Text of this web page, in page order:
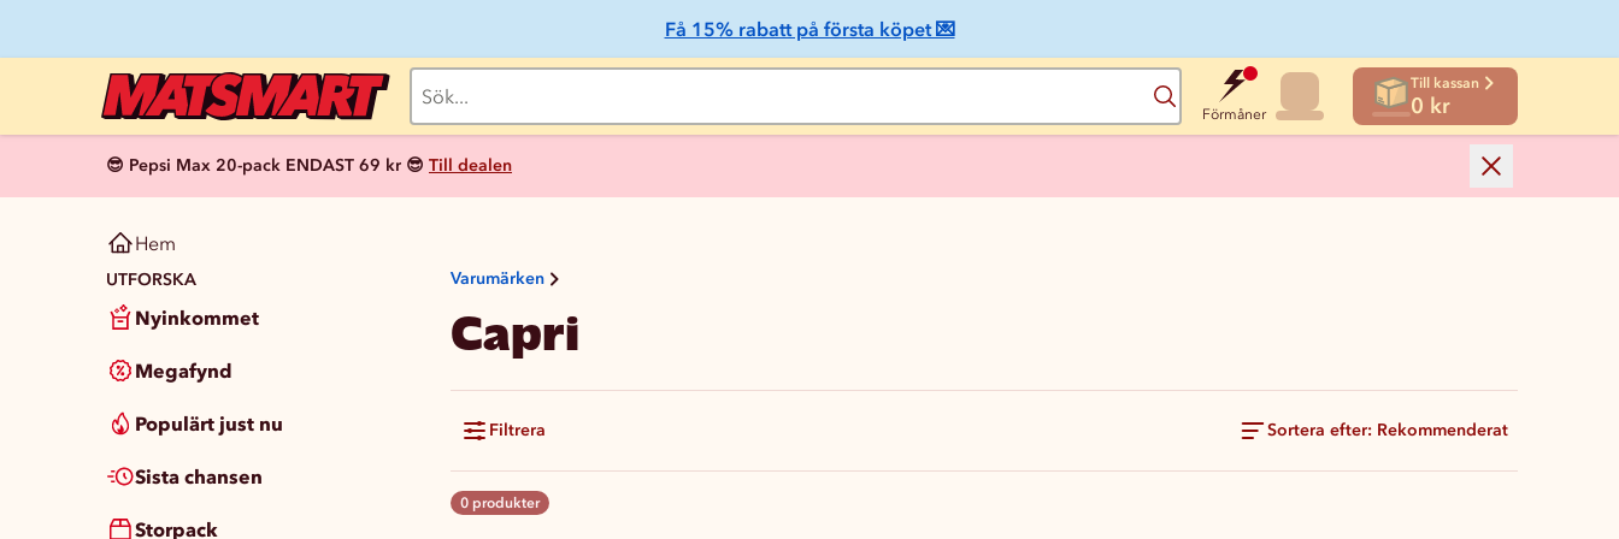
Få 15% rabatt på första köpet 💌
Sök
Förmåner
Till kassan
0 kr
😎 Pepsi Max 20-pack ENDAST 69 kr 😎 Till dealen
Hem
UTFORSKA
Nyinkommet
Megafynd
Populärt just nu
Sista chansen
Storpack
Varumärken
Capri
Filtrera Sortera efter: Rekommenderat
0 produkter